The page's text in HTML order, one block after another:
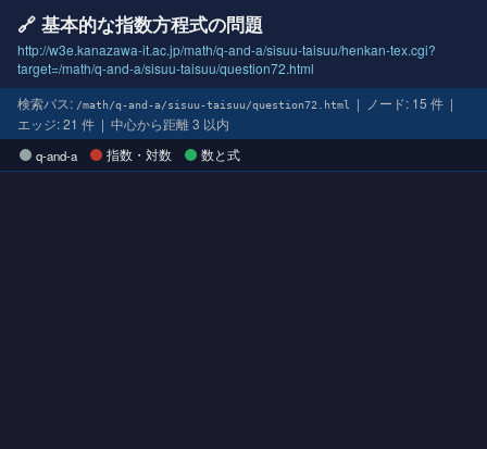
🔗 基本的な指数方程式の問題
http://w3e.kanazawa-it.ac.jp/math/q-and-a/sisuu-taisuu/henkan-tex.cgi?
target=/math/q-and-a/sisuu-taisuu/question72.html
検索パス: /math/q-and-a/sisuu-taisuu/question72.html
| ノード: 15 件 |
エッジ: 21 件 | 中心から距離 3 以内
q-and-a 指数・対数 数と式